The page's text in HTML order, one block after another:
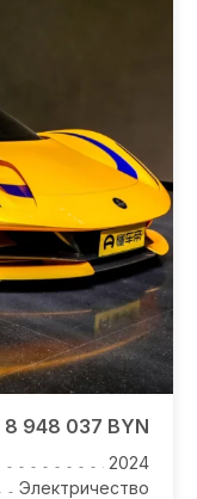
8 948 037 BYN
2024
Электричество